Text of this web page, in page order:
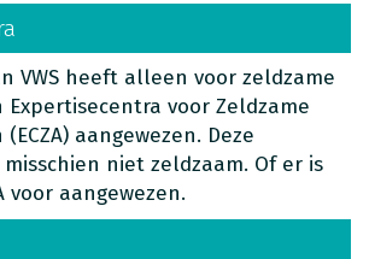
VWS heeft alleen voor zeldzame
Expertisecentra voor Zeldzame
aangewezen. Deze
niet zeldzaam. Of er is
voor aangewezen.